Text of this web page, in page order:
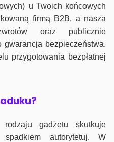
u Twoich końcowych
firmą B2B, a nasza
oraz publicznie
bezpieczeństwa.
przygotowania bezpłatnej
gadżetu skutkuje
autorytetuj. W